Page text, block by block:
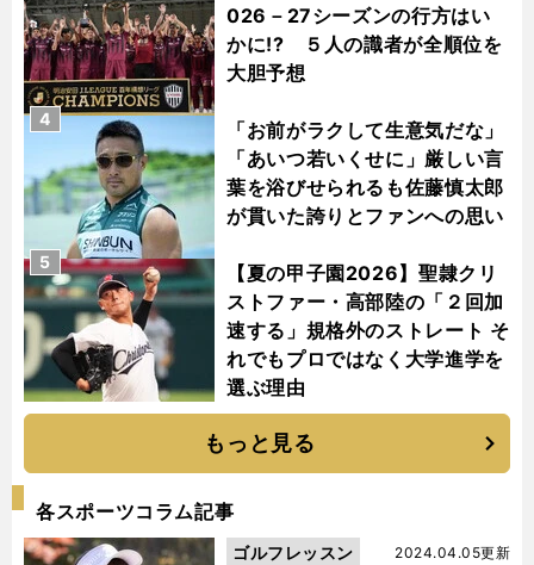
026－27シーズンの行方はい
かに!? ５人の識者が全順位を
大胆予想
「お前がラクして生意気だな」
「あいつ若いくせに」厳しい言
葉を浴びせられるも佐藤慎太郎
が貫いた誇りとファンへの思い
4
【夏の甲子園2026】聖隷クリ
ストファー・高部陸の「２回加
速する」規格外のストレート そ
れでもプロではなく大学進学を
選ぶ理由
5
もっと見る
各スポーツコラム記事
2024.04.05更新
ゴルフレッスン